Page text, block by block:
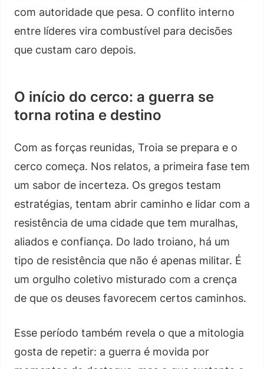
com autoridade que pesa. O conflito interno
entre líderes vira combustível para decisões
que custam caro depois.
O início do cerco: a guerra se
torna rotina e destino
Com as forças reunidas, Troia se prepara e o
cerco começa. Nos relatos, a primeira fase tem
um sabor de incerteza. Os gregos testam
estratégias, tentam abrir caminho e lidar com a
resistência de uma cidade que tem muralhas,
aliados e confiança. Do lado troiano, há um
tipo de resistência que não é apenas militar. É
um orgulho coletivo misturado com a crença
de que os deuses favorecem certos caminhos.
Esse período também revela o que a mitologia
gosta de repetir: a guerra é movida por